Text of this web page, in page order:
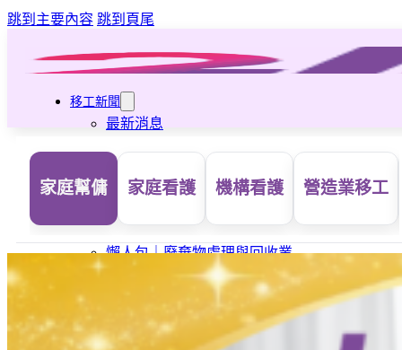
跳到主要內容 跳到頁尾
移工新聞
最新消息
外籍移工文章專區
懶人包｜廢棄物處理與回收業
申請專區
機構看護
家庭幫傭 家庭看護 機構看護 營造業移工